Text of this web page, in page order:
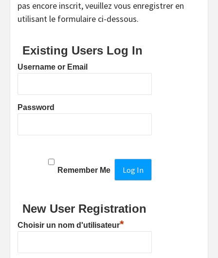
pas encore inscrit, veuillez vous enregistrer en
utilisant le formulaire ci-dessous.
Existing Users Log In
Username or Email
Password
Remember Me
New User Registration
Choisir un nom d'utilisateur*